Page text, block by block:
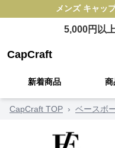
メンズ キャッ
5,000円以
CapCraft
新着商品 商
CapCraft TOP › ベースボ